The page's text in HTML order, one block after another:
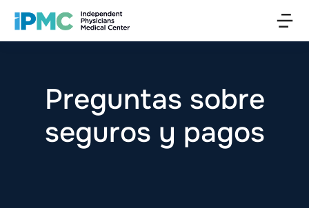
Preguntas sobre
seguros y pagos